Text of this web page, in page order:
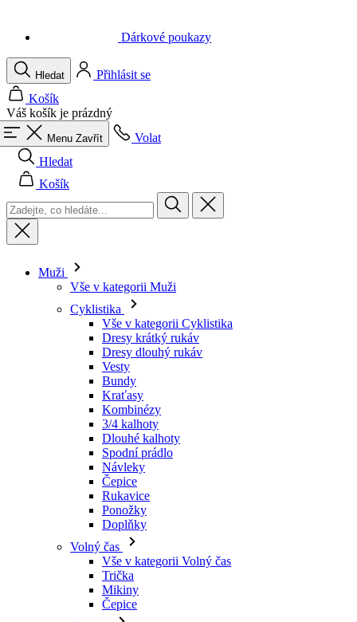
Váš košík je prázdný
Menu Zavřít
Volat
Hledat
Košík
Muži
Vše v kategorii Muži
Dresy dlouhý rukáv
Vesty
Bundy
Kraťasy
Kombinézy
3/4 kalhoty
Dlouhé kalhoty
Spodní prádlo
Návleky
Čepice
Rukavice
Ponožky
Doplňky
Volný čas
Vše v kategorii Volný čas
Trička
Mikiny
Čepice
Triatlon
Vše v kategorii Triatlon
Tílka
Kombinézy
Kraťasy